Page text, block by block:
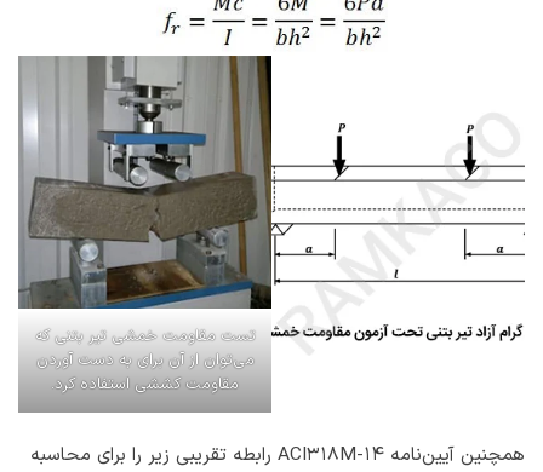
تست مقاومت خمشی تیر بتنی که
می‌توان از آن برای به دست آوردن
مقاومت کششی استفاده کرد.
همچنین آیین‌نامه ACI318M-14 رابطه تقریبی زیر را برای محاسبه